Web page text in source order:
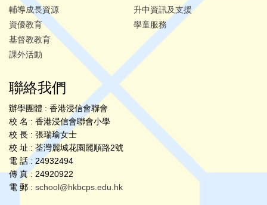
輔導成長資源
資優教育
基督教教育
課外活動
升中資訊及支援
學童服務
聯絡我們
辦學團體 : 香港浸信會聯會
校 名 : 香港浸信會聯會小學
校 長 : 張瑞瑜女士
校 址 : 荃灣麗城花園麗順路2號
電 話 : 24932494
傳 真 : 24920922
電 郵 : school@hkbcps.edu.hk